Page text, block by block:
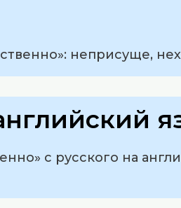
неприсуще,
с русского на